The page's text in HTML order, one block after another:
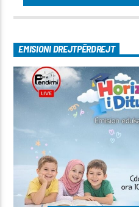
EMISIONI DREJTPËRDREJT